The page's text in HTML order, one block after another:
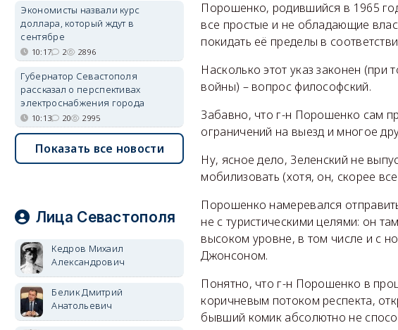
Порошенко, родившийся в 1965
все простые и не обладающие
покидать её пределы в
Насколько этот указ законен
войны) – вопрос философский.
Забавно, что г-н Порошенко сам
ограничений на выезд и многое
­Ну, ясное дело, Зеленский не
мобилизовать (хотя, он, скорее
Порошенко намеревался
не с туристическими целями: он
высоком уровне, в том числе и с
Джонсоном.
Понятно, что г-н Порошенко в
коричневым потоком респекта,
бывший комик абсолютно не
Экономисты назвали курс
доллара, который ждут в
сентябре
10:17 2 2896
Губернатор Севастополя
рассказал о перспективах
электроснабжения города
10:13 20 2995
Показать все новости
Лица Севастополя
Кедров Михаил
Александрович
Белик Дмитрий
Анатольевич